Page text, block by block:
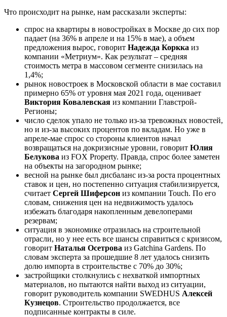
Что происходит на рынке, нам рассказали эксперты:
спрос на квартиры в новостройках в Москве до сих пор
падает (на 36% в апреле и на 15% в мае), а объем
предложения вырос, говорит Надежда Коркка из
компании «Метриум». Как результат – средняя
стоимость метра в массовом сегменте снизилась на
1,4%;
рынок новостроек в Московской области в мае составил
примерно 65% от уровня мая 2021 года, оценивает
Виктория Ковалевская из компании Главстрой-
Регионы;
число сделок упало не только из-за тревожных новостей,
но и из-за высоких процентов по вкладам. Но уже в
апреле-мае спрос со стороны клиентов начал
возвращаться на докризисные уровни, говорит Юлия
Белукова из FOX Property. Правда, спрос более заметен
на объекты на загородном рынке;
весной на рынке был дисбаланс из-за роста процентных
ставок и цен, но постепенно ситуация стабилизируется,
считает Сергей Шиферсон из компании Touch. По его
словам, снижения цен на недвижимость удалось
избежать благодаря накопленным девелоперами
резервам;
ситуация в экономике отразилась на строительной
отрасли, но у нее есть все шансы справиться с кризисом,
говорит Наталья Осетрова из Gatchina Gardens. По
словам эксперта за прошедшие 8 лет удалось снизить
долю импорта в строительстве с 70% до 30%;
застройщики столкнулись с нехваткой импортных
материалов, но пытаются найти выход из ситуации,
говорит руководитель компании SWEDHUS Алексей
Кузнецов. Строительство продолжается, все
подписанные контракты в силе.